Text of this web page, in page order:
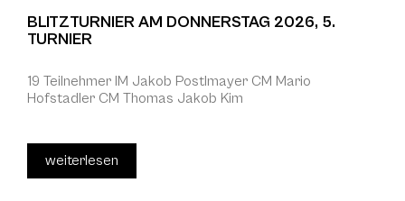
BLITZTURNIER AM DONNERSTAG 2026, 5.
TURNIER
19 Teilnehmer IM Jakob Postlmayer CM Mario
Hofstadler CM Thomas Jakob Kim
weiterlesen